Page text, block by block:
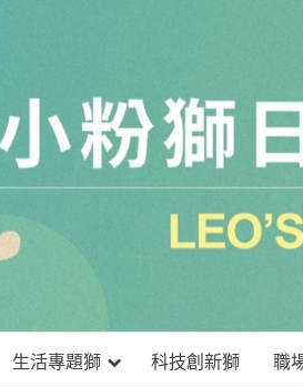
小粉
生活專題獅 科技創新獅 職